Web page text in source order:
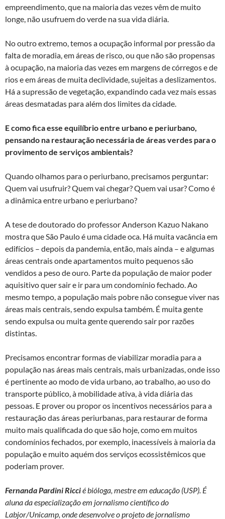
empreendimento, que na maioria das vezes vêm de muito
longe, não usufruem do verde na sua vida diária.
No outro extremo, temos a ocupação informal por pressão da
falta de moradia, em áreas de risco, ou que não são propensas
à ocupação, na maioria das vezes em margens de córregos e de
rios e em áreas de muita declividade, sujeitas a deslizamentos.
Há a supressão de vegetação, expandindo cada vez mais essas
áreas desmatadas para além dos limites da cidade.
E como fica esse equilíbrio entre urbano e periurbano,
pensando na restauração necessária de áreas verdes para o
provimento de serviços ambientais?
Quando olhamos para o periurbano, precisamos perguntar:
Quem vai usufruir? Quem vai chegar? Quem vai usar? Como é
a dinâmica entre urbano e periurbano?
A tese de doutorado do professor Anderson Kazuo Nakano
mostra que São Paulo é uma cidade oca. Há muita vacância em
edifícios – depois da pandemia, então, mais ainda – e algumas
áreas centrais onde apartamentos muito pequenos são
vendidos a peso de ouro. Parte da população de maior poder
aquisitivo quer sair e ir para um condomínio fechado. Ao
mesmo tempo, a população mais pobre não consegue viver nas
áreas mais centrais, sendo expulsa também. É muita gente
sendo expulsa ou muita gente querendo sair por razões
distintas.
Precisamos encontrar formas de viabilizar moradia para a
população nas áreas mais centrais, mais urbanizadas, onde isso
é pertinente ao modo de vida urbano, ao trabalho, ao uso do
transporte público, à mobilidade ativa, à vida diária das
pessoas. E prover ou propor os incentivos necessários para a
restauração das áreas periurbanas, para restaurar de forma
muito mais qualificada do que são hoje, como em muitos
condomínios fechados, por exemplo, inacessíveis à maioria da
população e muito aquém dos serviços ecossistêmicos que
poderiam prover.
Fernanda Pardini Riccié bióloga, mestre em educação (USP). É
aluna da especialização em jornalismo científico do
Labjor/Unicamp, onde desenvolve o projeto de jornalismo